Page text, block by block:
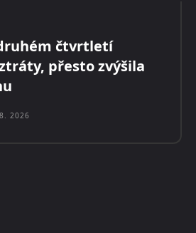
čtvrtletí
přesto zvýšila
2026